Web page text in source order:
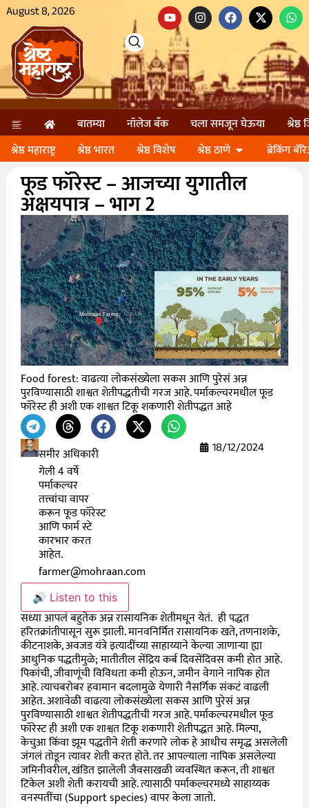
August 8, 2026
बातम्या नॉलेज बॅंक चला समजून घेऊया
श्रेष्ठ
श्रेष्ठ महाराष्ट्र
श्रेष्ठ भारत श्रेष्ठ विशेष श्रेष्ठ ठाणे ब्रेकिंग
फूड फॉरेस्ट – आजच्या युगातील
अक्षयपात्र – भाग 2
Food forest: वाढत्या लोकसंख्येला सकस आणि पुरेसं अन्न
पुरविण्यासाठी शाश्वत शेतीपद्धतीची गरज आहे. पर्माकल्चरमधील फूड
फॉरेस्ट ही अशी एक शाश्वत टिकू शकणारी शेतीपद्धत आहे
समीर अधिकारी
गेली 4 वर्षे
पर्माकल्चर
तत्त्वांचा वापर
करून फूड फॉरेस्ट
आणि फार्म स्टे
कारभार करत
आहेत.
farmer@mohraan.com
18/12/2024
🔊 Listen to this
सध्या आपलं बहुतेक अन्न रासायनिक शेतीमधून येतं. ही पद्धत
हरितक्रांतीपासून सुरू झाली. मानवनिर्मित रासायनिक खते, तणनाशके,
कीटनाशके, अवजड यंत्रे इत्यादींच्या साहाय्याने केल्या जाणाऱ्या ह्या
आधुनिक पद्धतीमुळे; मातीतील सेंद्रिय कर्ब दिवसेंदिवस कमी होत आहे.
पिकांची, जीवाणूंची विविधता कमी होऊन, जमीन वेगाने नापिक होत
आहे. त्याचबरोबर हवामान बदलामुळे येणारी नैसर्गिक संकटं वाढली
आहेत. अशावेळी वाढत्या लोकसंख्येला सकस आणि पुरेसं अन्न
पुरविण्यासाठी शाश्वत शेतीपद्धतीची गरज आहे. पर्माकल्चरमधील फूड
फॉरेस्ट ही अशी एक शाश्वत टिकू शकणारी शेतीपद्धत आहे. मिल्पा,
केचुआ किंवा झूम पद्धतीने शेती करणारे लोक हे आधीच समृद्ध असलेली
जंगलं तोडून त्यावर शेती करत होते. तर आपल्याला नापिक असलेल्या
जमिनीवरील, खंडित झालेली जैवसाखळी व्यवस्थित करून, ती शाश्वत
टिकेल अशी शेती करायची आहे. त्यासाठी पर्माकल्चरमध्ये साहाय्यक
वनस्पतींचा (Support species) वापर केला जातो.